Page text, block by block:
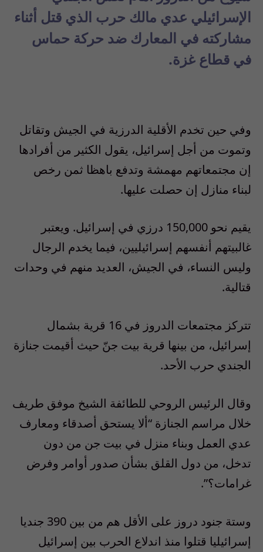
الإسرائيلي عدي مالك حرب الذي قتل أثناء
مشاركته في المعارك ضد حركة حماس
في قطاع غزة.
وفي حين تخدم الأقلية الدرزية في الجيش وتقاتل
وتموت من أجل إسرائيل، يقول الكثير من أفرادها
إن مجتمعاتهم مهمشة وتدفع باهظا ثمن رخص
لبناء منازل إن حصلت عليها.
يقيم نحو 150,000 درزي في إسرائيل. ويعتبر
غالبيتهم أنفسهم إسرائيليين، فيما يخدم الرجال
وليس النساء، في الجيش، العديد منهم في وحدات
قتالية.
تتركز مجتمعات الدروز في 16 قرية بشمال
إسرائيل، من بينها قرية بيت جنّ حيث أقيمت جنازة
الجندي حرب الأحد.
وقال الرئيس الروحي للطائفة الشيخ موفق طريف
خلال مراسم الجنازة “ألا يستحق أصدقاء ومعارف
عدي العمل وبناء منزل في بيت جن من دون
تدخل، من دول القلق بشأن صدور أوامر وفرض
غرامات؟”.
وستة جنود دروز على الأقل هم من بين 390 جنديا
إسرائيليا قتلوا منذ اندلاع الحرب بين إسرائيل